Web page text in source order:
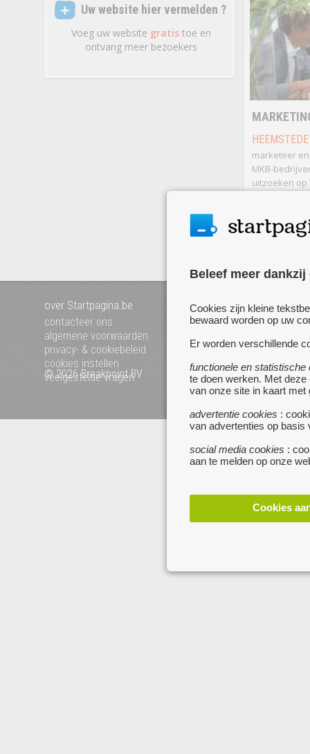
Beleef meer
Cookies zijn kleine
bewaard worden op uw
Er worden verschillende
functionele en statistische
te doen werken. Met
van onze site in kaart met
advertentie cookies :
van advertenties op basis
social media cookies :
aan te melden op onze
Cookies
HEEMSTEDE
marketeer
MKB-
uitzoeken op
Uw website hier vermelden ?
Voeg uw website gratis toe en
ontvang meer bezoekers
over Startpagina.be
contacteer ons
algemene voorwaarden
privacy- & cookiebeleid
cookies instellen
veelgestelde vragen
Mijn startpagina
voeg uw website toe
© 2026 Breakpoint BV
Bezoek ook eens onze
websites :
www.koken.be